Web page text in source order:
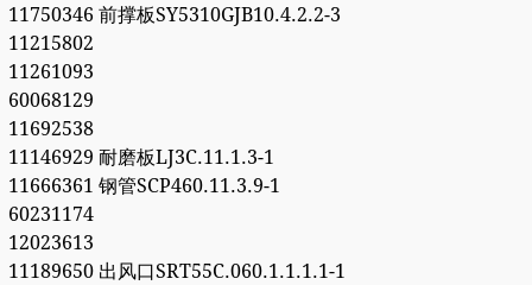
11750346 前撑板SY5310GJB10.4.2.2-3
11215802
11261093
60068129
11692538
11146929 耐磨板LJ3C.11.1.3-1
11666361 钢管SCP460.11.3.9-1
60231174
12023613
11189650 出风口SRT55C.060.1.1.1.1-1